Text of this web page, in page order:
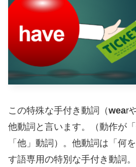
この特殊な手付き動詞（wear
他動詞と言います。（動作が
「他」動詞）。他動詞は「何
す語専用の特別な手付き動詞